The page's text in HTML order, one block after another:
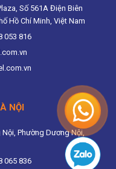
Số 561A Điện Biên
Hồ Chí Minh, Việt Nam
053 816
NỘI
Phường Dương Nội,
065 836